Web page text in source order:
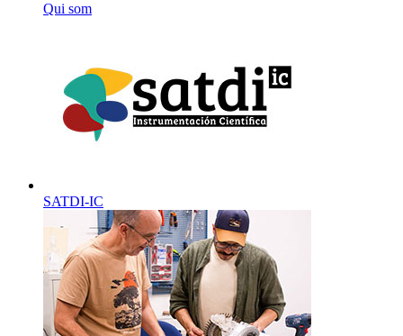
Qui som
SATDI-IC